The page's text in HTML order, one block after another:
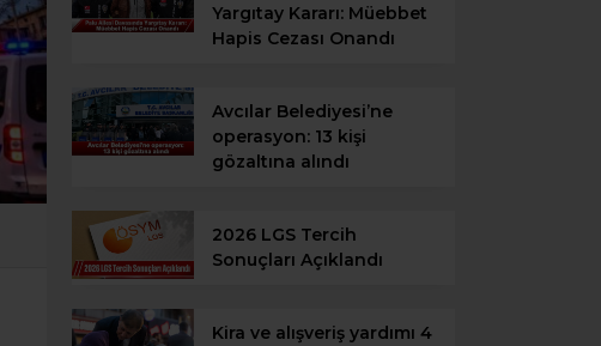
Yargıtay Kararı: Müebbet
Hapis Cezası Onandı
Avcılar Belediyesi’ne
operasyon: 13 kişi
gözaltına alındı
2026 LGS Tercih
Sonuçları Açıklandı
Kira ve alışveriş yardımı 4